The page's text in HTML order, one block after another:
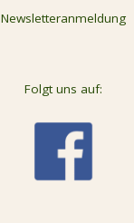
Newsletteranmeldung
Folgt uns auf: